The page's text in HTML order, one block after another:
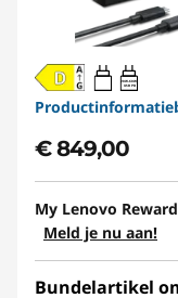
20W-60W
USB PD
€ 849,00
My Lenovo
Meld je nu aan!
Bundelartikel